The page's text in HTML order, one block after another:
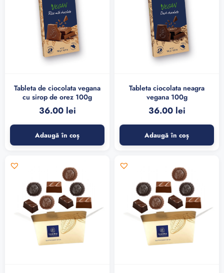
Tableta de ciocolata vegana
cu sirop de orez 100g
36.00 lei
Adaugă în coș
Tableta ciocolata neagra
vegana 100g
36.00 lei
Adaugă în coș